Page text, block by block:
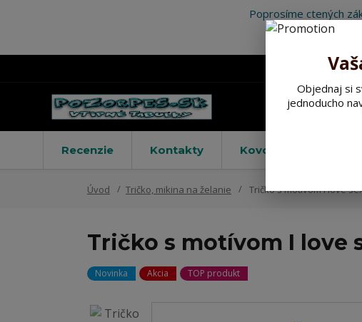
Poprosíme ctených
Recenzie Kontakty Kovové výstražné
Úvod Tričko, mikina na želanie Tričko s motívom I love
Tričko s motívom I love
Novinka Akcia TOP produkt
Objednaj si
jednoducho